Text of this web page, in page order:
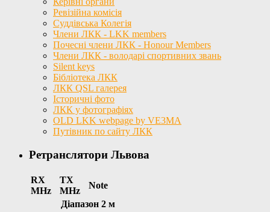
Ревізійна комісія
Суддівська Колегія
Члени ЛКК - LKK members
Почесні члени ЛКК - Honour Members
Члени ЛКК - володарі спортивних звань
Silent keys
Бібліотека ЛКК
ЛКК QSL галерея
Історичні фото
ЛКК у фотографіях
OLD LKK webpage by VE3MA
Путівник по сайту ЛКК
Ретранслятори Львова
RX
MHz
TX
MHz
Note
Діапазон 2 м